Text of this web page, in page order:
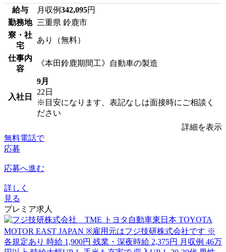
給与 月収例342,095円
勤務地 三重県 鈴鹿市
寮・社
宅
あり（無料）
仕事内
容
《本田鈴鹿期間工》自動車の製造
入社日
9月
22日
※目安になります、表記なしは面接時にご相談く
ださい
詳細を表示
無料電話で
応募
応募へ進む
詳しく
見る
プレミア求人